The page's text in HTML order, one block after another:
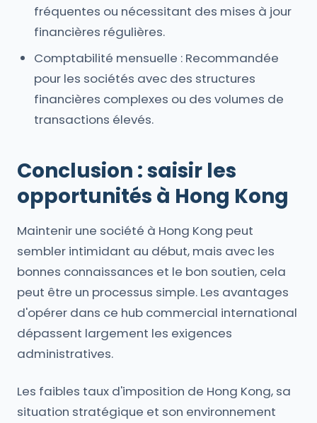
fréquentes ou nécessitant des mises à jour
financières régulières.
Comptabilité mensuelle : Recommandée
pour les sociétés avec des structures
financières complexes ou des volumes de
transactions élevés.
Conclusion : saisir les
opportunités à Hong Kong
Maintenir une société à Hong Kong peut
sembler intimidant au début, mais avec les
bonnes connaissances et le bon soutien, cela
peut être un processus simple. Les avantages
d'opérer dans ce hub commercial international
dépassent largement les exigences
administratives.
Les faibles taux d'imposition de Hong Kong, sa
situation stratégique et son environnement